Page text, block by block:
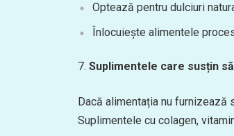
Optează pentru dulciuri
Înlocuiește alimentele
Suplimentele care susțin
Dacă alimentația nu
Suplimentele cu colagen,